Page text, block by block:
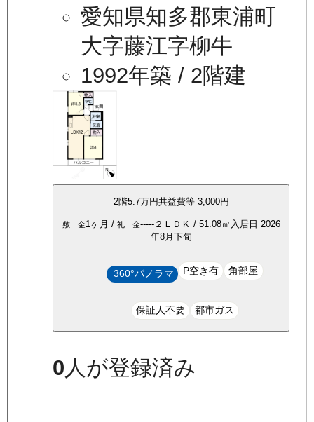
愛知県知多郡東浦町
大字藤江字柳牛
1992年築 / 2階建
2階5.7万円共益費等 3,000円
敷 金1ヶ月 / 礼 金-----２ＬＤＫ / 51.08㎡ 入居日 2026
年8月下旬
360°パノラマ P空き有 角部屋
保証人不要 都市ガス
0 人が登録済み